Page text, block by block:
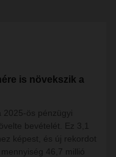
is növekszik a
2025-ös pénzügyi
bevételét. Ez 3,1
képest, és új rekordot
46,7 millió